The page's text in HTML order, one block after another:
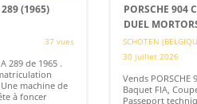
289 (1965)
37 vues
289 de 1965 .
machine de
à foncer
PORSCHE 904
DUEL
SCHOTEN
30 juillet 2026
Vends PORSCHE
Baquet FIA,
Passeport